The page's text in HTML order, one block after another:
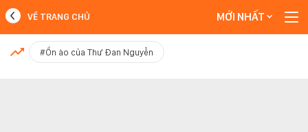
MỚI NHẤT
VỀ TRANG CHỦ MỚI NHẤT
#Ồn ào của Thư Đan Nguyễn